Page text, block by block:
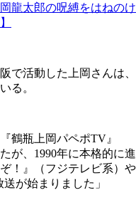
龍太郎の呪縛をはねのけ
で活動した上岡さんは、
る。
鶴瓶上岡パペポTV』
が、1990年に本格的に進
！』（フジテレビ系）や
が始まりました」